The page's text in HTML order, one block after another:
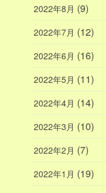
2022年8月 (9)
2022年7月 (12)
2022年6月 (16)
2022年5月 (11)
2022年4月 (14)
2022年3月 (10)
2022年2月 (7)
2022年1月 (19)